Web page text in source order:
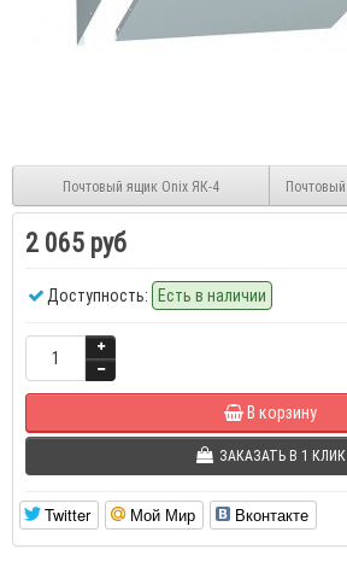
Почтовый ящик Onix ЯК-4
2 065 руб
Доступность: Есть в наличии
В корзину
ЗАКАЗАТЬ В 1 КЛИК
Twitter Мой Мир Вконтакте